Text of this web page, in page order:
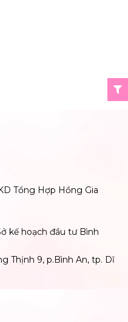
Tổng Hợp Hồng Gia
kế hoạch đầu tư Bình
Thịnh 9, p.Bình An, tp. Dĩ